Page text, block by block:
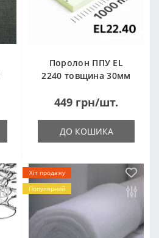
Поролон ППУ EL
2240 товщина 30мм
(1000x2000мм)
449 грн/шт.
ДО КОШИКА
Хіт продажу
Популярний